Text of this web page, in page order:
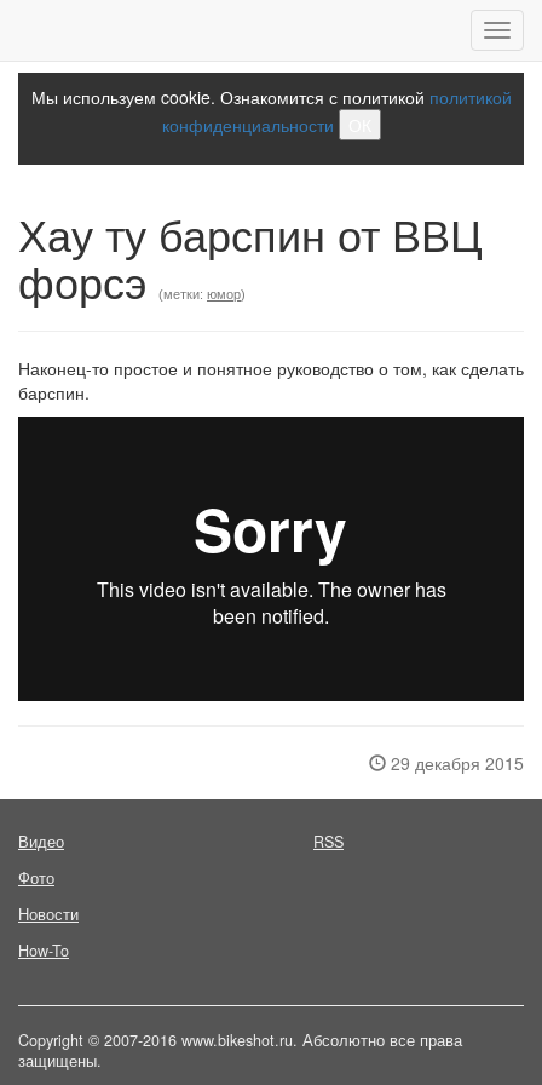
Мы используем cookie. Ознакомится с политикой политикой
конфиденциальности
Хау ту барспин от ВВЦ
форсэ
(метки: юмор)
Наконец-то простое и понятное руководство о том, как сделать
барспин.
29 декабря 2015
Видео
Фото
Новости
How-To
RSS
Copyright © 2007-2016 www.bikeshot.ru. Абсолютно все права
защищены.